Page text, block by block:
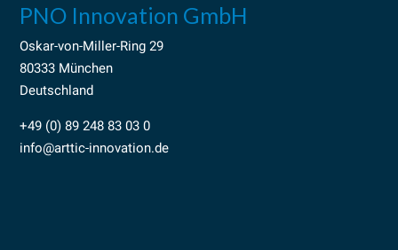
PNO Innovation GmbH
Oskar-von-Miller-Ring 29
80333 München
Deutschland
+49 (0) 89 248 83 03 0
info@arttic-innovation.de